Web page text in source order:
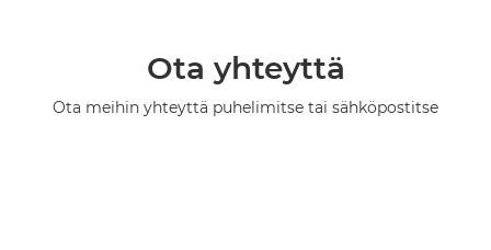
Ota yhteyttä
Ota meihin yhteyttä puhelimitse tai sähköpostitse